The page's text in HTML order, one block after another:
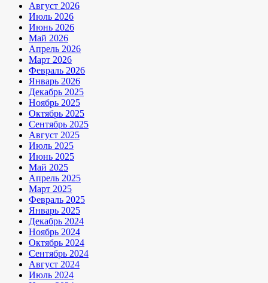
Август 2026
Июль 2026
Июнь 2026
Май 2026
Апрель 2026
Март 2026
Февраль 2026
Январь 2026
Декабрь 2025
Ноябрь 2025
Октябрь 2025
Сентябрь 2025
Август 2025
Июль 2025
Июнь 2025
Май 2025
Апрель 2025
Март 2025
Февраль 2025
Январь 2025
Декабрь 2024
Ноябрь 2024
Октябрь 2024
Сентябрь 2024
Август 2024
Июль 2024